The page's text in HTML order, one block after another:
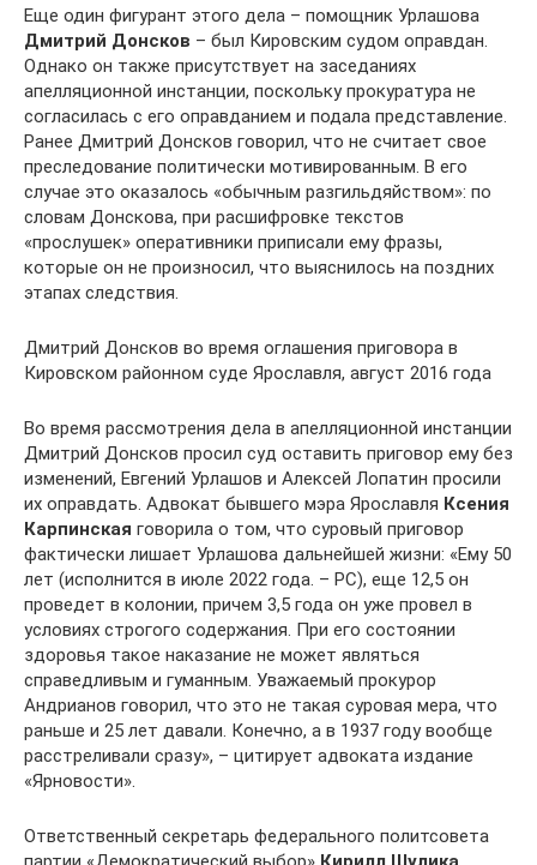
Еще один фигурант этого дела – помощник Урлашова
Дмитрий Донсков – был Кировским судом оправдан.
Однако он также присутствует на заседаниях
апелляционной инстанции, поскольку прокуратура не
согласилась с его оправданием и подала представление.
Ранее Дмитрий Донсков говорил, что не считает свое
преследование политически мотивированным. В его
случае это оказалось «обычным разгильдяйством»: по
словам Донскова, при расшифровке текстов
«прослушек» оперативники приписали ему фразы,
которые он не произносил, что выяснилось на поздних
этапах следствия.
Дмитрий Донсков во время оглашения приговора в
Кировском районном суде Ярославля, август 2016 года
Во время рассмотрения дела в апелляционной инстанции
Дмитрий Донсков просил суд оставить приговор ему без
изменений, Евгений Урлашов и Алексей Лопатин просили
их оправдать. Адвокат бывшего мэра Ярославля Ксения
Карпинская говорила о том, что суровый приговор
фактически лишает Урлашова дальнейшей жизни: «Ему 50
лет (исполнится в июле 2022 года. – РС), еще 12,5 он
проведет в колонии, причем 3,5 года он уже провел в
условиях строгого содержания. При его состоянии
здоровья такое наказание не может являться
справедливым и гуманным. Уважаемый прокурор
Андрианов говорил, что это не такая суровая мера, что
раньше и 25 лет давали. Конечно, а в 1937 году вообще
расстреливали сразу», – цитирует адвоката издание
«Ярновости».
Ответственный секретарь федерального политсовета